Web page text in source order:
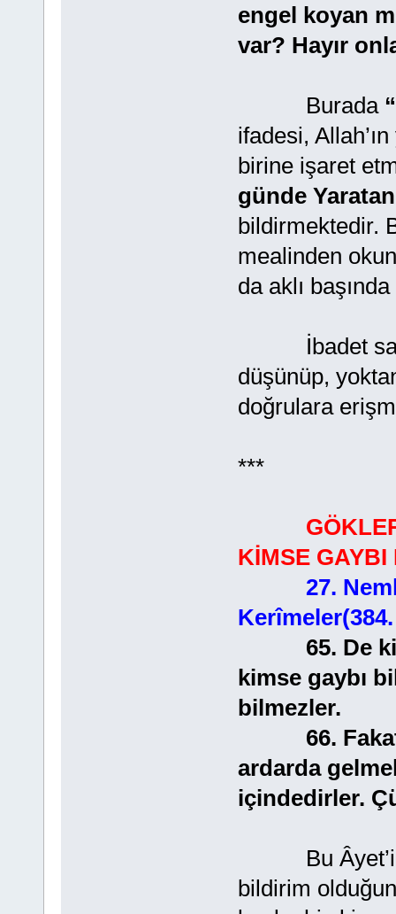
engel koyan
var? Hayır
Burada
ifadesi,
birine işaret
günde
bildirmektedir.
mealinden
da aklı
İbadet
düşünüp,
doğrulara
***
KİMSE
27.
65. De ki:
kimse gaybı
bilmezler.
66. Fakat
ardarda
içindedirler.
Bu Âyet’in,
bildirim